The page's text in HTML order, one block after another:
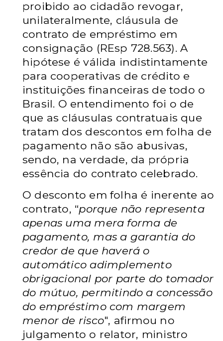
proibido ao cidadão revogar,
unilateralmente, cláusula de
contrato de empréstimo em
consignação (REsp 728.563). A
hipótese é válida indistintamente
para cooperativas de crédito e
instituições financeiras de todo o
Brasil. O entendimento foi o de
que as cláusulas contratuais que
tratam dos descontos em folha de
pagamento não são abusivas,
sendo, na verdade, da própria
essência do contrato celebrado.
O desconto em folha é inerente ao
contrato, “porque não representa
apenas uma mera forma de
pagamento, mas a garantia do
credor de que haverá o
automático adimplemento
obrigacional por parte do tomador
do mútuo, permitindo a concessão
do empréstimo com margem
menor de risco", afirmou no
julgamento o relator, ministro